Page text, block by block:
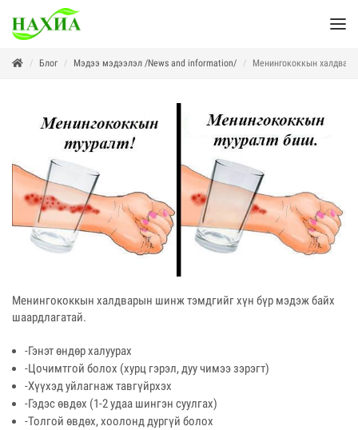
Блог Мэдээ мэдээлэл /News and information/ Менингококкын
Менингококкын халдварын шинж тэмдгийг хүн бүр мэдэж байх
шаардлагатай.
-Гэнэт өндөр халуурах
-Цочимтгой болох (хурц гэрэл, дуу чимээ зэрэгт)
-Хүүхэд уйлагнаж тавгүйрхэх
-Гэдэс өвдөх (1-2 удаа шингэн суулгах)
-Толгой өвдөх, хоолонд дургүй болох